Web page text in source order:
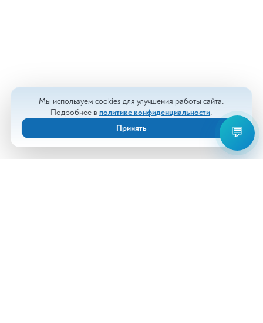
Мы используем cookies для улучшения работы сайта.
Подробнее в политике конфиденциальности.
Принять
💬